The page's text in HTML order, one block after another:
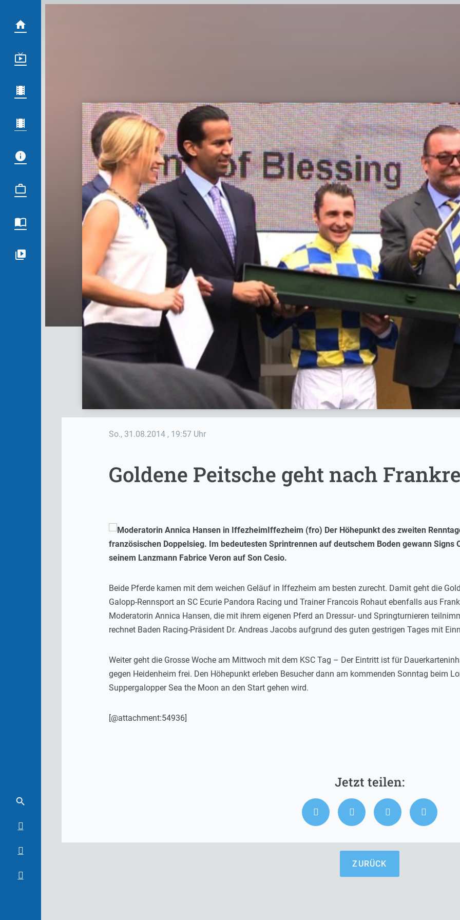
So., 31.08.2014 , 19:57 Uhr
Goldene Peitsche geht nach
Iffezheim (fro) Der Höhepunkt des zweiten
französischen Doppelsieg. Im bedeutesten Sprintrennen auf deutschem Boden gewann Signs
seinem Lanzmann Fabrice Veron auf Son Cesio.
Beide Pferde kamen mit dem weichen Geläuf in Iffezheim am besten zurecht. Damit geht die
Galopp-Rennsport an SC Ecurie Pandora Racing und Trainer Francois Rohaut ebenfalls aus
Moderatorin Annica Hansen, die mit ihrem eigenen Pferd an Dressur- und Springturnieren
rechnet Baden Racing-Präsident Dr. Andreas Jacobs aufgrund des guten gestrigen Tages mit
Weiter geht die Grosse Woche am Mittwoch mit dem KSC Tag – Der Eintritt ist für
gegen Heidenheim frei. Den Höhepunkt erleben Besucher dann am kommenden Sonntag beim
Suppergalopper Sea the Moon an den Start gehen wird.
[@attachment:54936]
ZURÜCK